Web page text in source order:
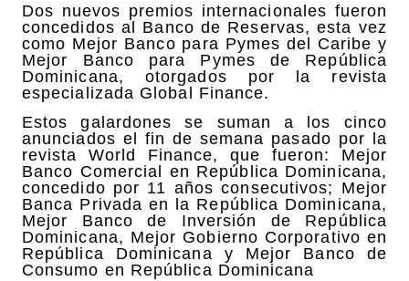
Dos nuevos premios internacionales fueron
concedidos al Banco de Reservas, esta vez
como Mejor Banco para Pymes del Caribe y
Mejor Banco para Pymes de República
Dominicana, otorgados por la revista
especializada Global Finance.
Estos galardones se suman a los cinco
anunciados el fin de semana pasado por la
revista World Finance, que fueron: Mejor
Banco Comercial en República Dominicana,
concedido por 11 años consecutivos; Mejor
Banca Privada en la República Dominicana,
Mejor Banco de Inversión de República
Dominicana, Mejor Gobierno Corporativo en
República Dominicana y Mejor Banco de
Consumo en República Dominicana